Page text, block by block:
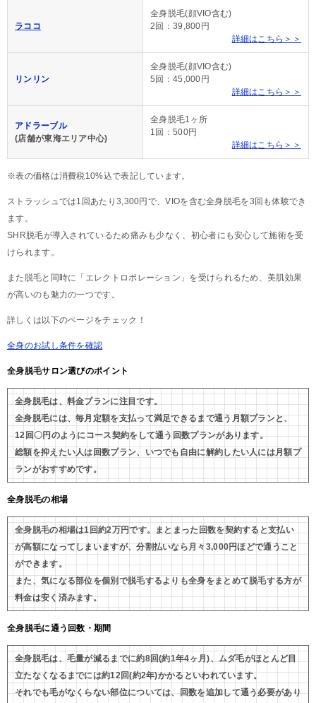
ラココ
全身脱毛(顔VIO含む)
2回：39,800円
詳細はこちら＞＞
リンリン
全身脱毛(顔VIO含む)
5回：45,000円
詳細はこちら＞＞
アドラーブル
(店舗が東海エリア中心)
全身脱毛1ヶ所
1回：500円
詳細はこちら＞＞
※表の価格は消費税10%込で表記しています。
ストラッシュでは1回あたり3,300円で、VIOを含む全身脱毛を3回も体験でき
ます。
SHR脱毛が導入されているため痛みも少なく、初心者にも安心して施術を受
けられます。
また脱毛と同時に「エレクトロポレーション」を受けられるため、美肌効果
が高いのも魅力の一つです。
詳しくは以下のページをチェック！
全身のお試し条件を確認
全身脱毛サロン選びのポイント
全身脱毛は、料金プランに注目です。
全身脱毛には、毎月定額を支払って満足できるまで通う月額プランと、
12回〇円のようにコース契約をして通う回数プランがあります。
総額を抑えたい人は回数プラン、いつでも自由に解約したい人には月額プ
ランがおすすめです。
全身脱毛の相場
全身脱毛の相場は1回約2万円です。まとまった回数を契約すると支払い
が高額になってしまいますが、分割払いなら月々3,000円ほどで通うこと
ができます。
また、気になる部位を個別で脱毛するよりも全身をまとめて脱毛する方が
料金は安く済みます。
全身脱毛に通う回数・期間
全身脱毛は、毛量が減るまでに約8回(約1年4ヶ月)、ムダ毛がほとんど目
立たなくなるまでには約12回(約2年)かかるといわれています。
それでも毛がなくらない部位については、回数を追加して通う必要があり